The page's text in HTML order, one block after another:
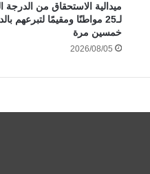
ميدالية الاستحقاق من الدرجة
لـ25 مواطنًا ومقيمًا لتبرعهم
خمسين مرة
2026/08/05